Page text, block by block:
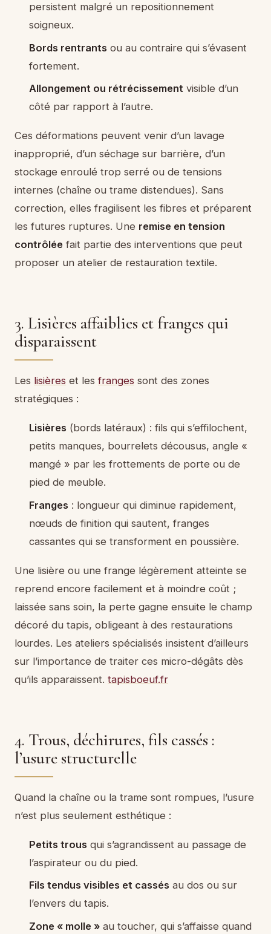
persistent malgré un repositionnement
soigneux.
Bords rentrants ou au contraire qui s’évasent
fortement.
Allongement ou rétrécissementvisible d’un
côté par rapport à l’autre.
Ces déformations peuvent venir d’un lavage
inapproprié, d’un séchage sur barrière, d’un
stockage enroulé trop serré ou de tensions
internes (chaîne ou trame distendues). Sans
correction, elles fragilisent les fibres et préparent
les futures ruptures. Une remise en tension
contrôlée fait partie des interventions que peut
proposer un atelier de restauration textile.
3. Lisières affaiblies et franges qui
disparaissent
Les lisières et lesfranges sont des zones
stratégiques :
Lisières (bords latéraux) : fils qui s’effilochent,
petits manques, bourrelets décousus, angle «
mangé » par les frottements de porte ou de
pied de meuble.
Franges : longueur qui diminue rapidement,
nœuds de finition qui sautent, franges
cassantes qui se transforment en poussière.
Une lisière ou une frange légèrement atteinte se
reprend encore facilement et à moindre coût ;
laissée sans soin, la perte gagne ensuite le champ
décoré du tapis, obligeant à des restaurations
lourdes. Les ateliers spécialisés insistent d’ailleurs
sur l’importance de traiter ces micro-dégâts dès
qu’ils apparaissent. tapisboeuf.fr
4. Trous, déchirures, fils cassés :
l’usure structurelle
Quand la chaîne ou la trame sont rompues, l’usure
n’est plus seulement esthétique :
Petits trous qui s’agrandissent au passage de
l’aspirateur ou du pied.
Fils tendus visibles et cassés au dos ou sur
l’envers du tapis.
Zone « molle »au toucher, qui s’affaisse quand